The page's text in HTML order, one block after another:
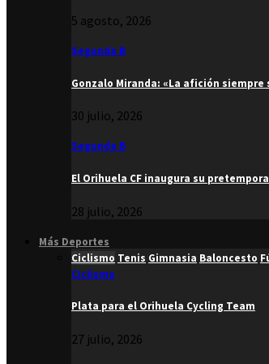
5 agosto, 2026
Segunda B
Gonzalo Miranda: «La afición siempre
30 julio, 2026
Segunda B
El Orihuela CF inaugura su
28 julio, 2026
Más Deportes
Ciclismo Tenis Gimnasia Baloncesto
Ciclismo
Plata para el Orihuela Cycling Team
27 julio, 2026